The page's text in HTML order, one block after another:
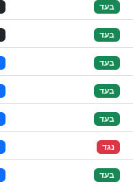
בעד
בעד
בעד
בעד
בעד
נגד
בעד